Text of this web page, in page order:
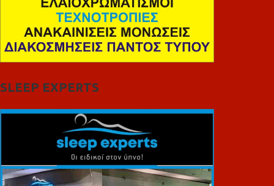
SLEEP EXPERTS